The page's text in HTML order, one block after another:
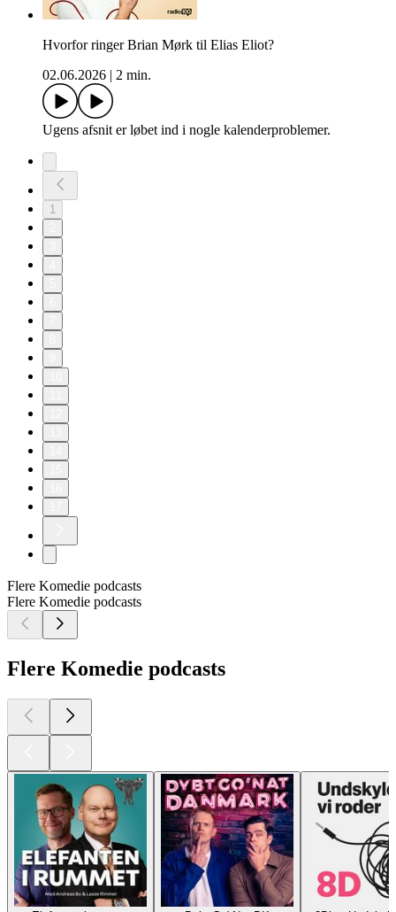
Hvorfor ringer Brian Mørk til Elias Eliot?
02.06.2026
2 min.
Ugens afsnit er løbet ind i nogle kalenderproblemer.
1
Flere Komedie podcasts
Flere Komedie podcasts
Flere Komedie podcasts